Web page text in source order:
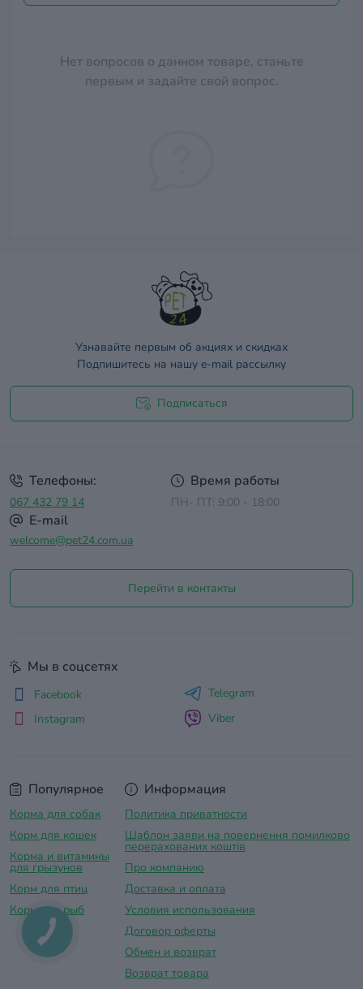
Нет вопросов о данном товаре, станьте
первым и задайте свой вопрос.
Узнавайте первым об акциях и скидках
Подпишитесь на нашу e-mail рассылку
Подписаться
Телефоны:
067 432 79 14
Время работы
ПН- ПТ: 9:00 - 18:00
E-mail
welcome@pet24.com.ua
Перейти в контакты
Популярное
Корма для собак
Корм для кошек
Корма и витамины
для грызунов
Корм для птиц
Корм для рыб
Информация
Политика приватности
Шаблон заяви на повернення помилково
перерахованих коштів
Про компанию
Доставка и оплатa
Условия использования
Договор оферты
Обмен и возврат
Возврат товара
Мы в соцсетях
Facebook
Instagram
Telegram
Viber